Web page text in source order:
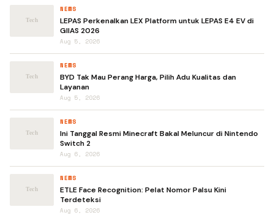
NEWS
LEPAS Perkenalkan LEX Platform untuk LEPAS E4 EV di
GIIAS 2026
Aug 5, 2026
NEWS
BYD Tak Mau Perang Harga, Pilih Adu Kualitas dan
Layanan
Aug 5, 2026
NEWS
Ini Tanggal Resmi Minecraft Bakal Meluncur di Nintendo
Switch 2
Aug 6, 2026
NEWS
ETLE Face Recognition: Pelat Nomor Palsu Kini
Terdeteksi
Aug 6, 2026